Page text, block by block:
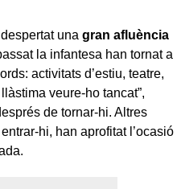
una gran afluència
la infantesa han tornat a
activitats d’estiu, teatre,
veure-ho tancat”,
de tornar-hi. Altres
hi, han aprofitat l’ocasió